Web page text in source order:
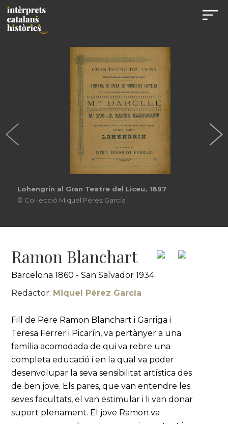
Lohengrin al Gran Teatre del Liceu, 1897
© Col·lecció Miquel Pérez García
Ramon Blanchart
Barcelona 1860 - San Salvador 1934
Redactor: Miquel Pérez García
Fill de Pere Ramon Blanchart i Garriga i
Teresa Ferrer i Picarín, va pertànyer a una
família acomodada de qui va rebre una
completa educació i en la qual va poder
desenvolupar la seva sensibilitat artística des
de ben jove. Els pares, que van entendre les
seves facultats, el van estimular i li van donar
suport plenament. El jove Ramon va